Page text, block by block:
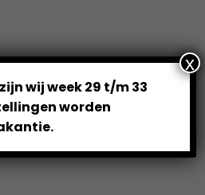
wij week 29 t/m 33
worden
x